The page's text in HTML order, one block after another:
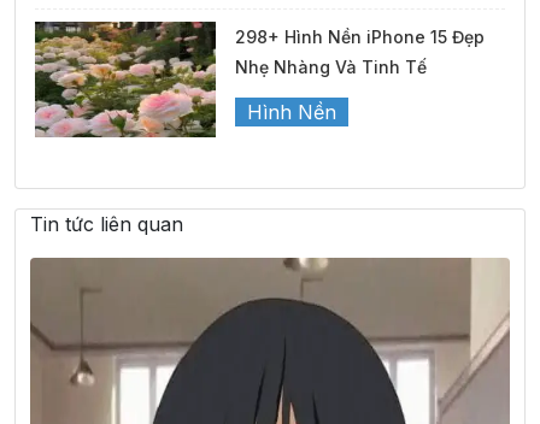
298+ Hình Nền iPhone 15 Đẹp
Nhẹ Nhàng Và Tinh Tế
Hình Nền
Tin tức liên quan